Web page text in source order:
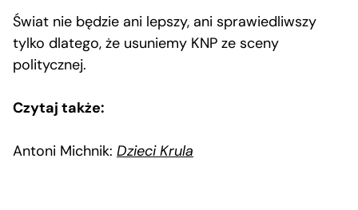
Świat nie będzie ani lepszy, ani sprawiedliwszy
tylko dlatego, że usuniemy KNP ze sceny
politycznej.
Czytaj także:
Antoni Michnik: Dzieci Krula